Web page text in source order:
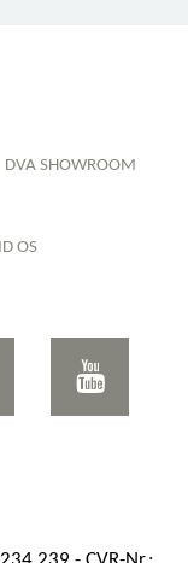
DVA SHOWROOM
OS